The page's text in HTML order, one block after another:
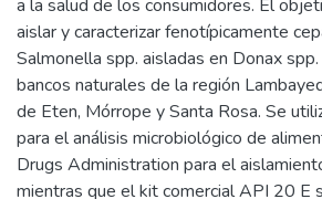
a la salud de los consumidores. El
aislar y caracterizar fenotípicamente
Salmonella spp. aisladas en Donax
bancos naturales de la región
de Eten, Mórrope y Santa Rosa. Se
para el análisis microbiológico de
Drugs Administration para el
mientras que el kit comercial API 20 E